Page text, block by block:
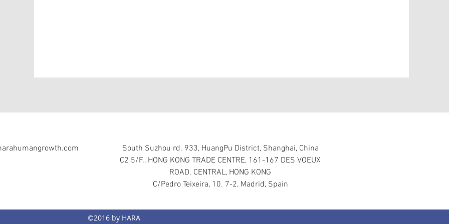
South Suzhou rd. 933, HuangPu District, Shanghai, China
C2 5/F., HONG KONG TRADE CENTRE, 161-167 DES VOEUX
ROAD. CENTRAL, HONG KONG
C/Pedro Teixeira, 10. 7-2, Madrid, Spain
©2016 by HARA